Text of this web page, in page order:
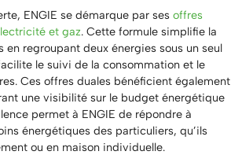
ENGIE se démarque par ses offres
et gaz. Cette formule simplifie la
en regroupant deux énergies sous un seul
le suivi de la consommation et le
Ces offres duales bénéficient également
une visibilité sur le budget énergétique
permet à ENGIE de répondre à
énergétiques des particuliers, qu’ils
ou en maison individuelle.